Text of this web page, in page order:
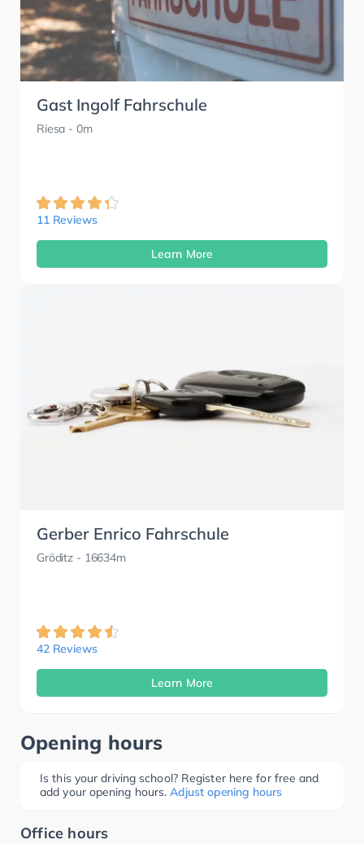
Gast Ingolf Fahrschule
Riesa - 0m
11 Reviews
Learn More
Gerber Enrico Fahrschule
Gröditz - 16634m
42 Reviews
Learn More
Opening hours
Is this your driving school? Register here for free and
add your opening hours. Adjust opening hours
Office hours